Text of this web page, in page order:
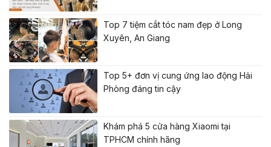
Top 7 tiệm cắt tóc nam đẹp ở Long
Xuyên, An Giang
Top 5+ đơn vị cung ứng lao động Hải
Phòng đáng tin cậy
Khám phá 5 cửa hàng Xiaomi tại
TPHCM chính hãng